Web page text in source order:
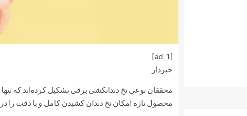
[ad_1]
خبردار
محققان نوعی نخ دندانکشی برقی تشکیل کرده‌اند که
محصول تازه امکان نخ دندان کشیدن کامل و با دقت را در